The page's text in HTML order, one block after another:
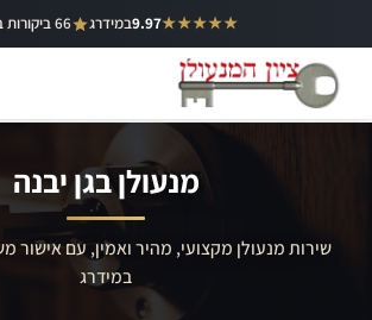
לתוכן
★★★★★
9.97במידרג 66 ביקורות בגוגל באר יעקב
ראשון לציון
רמלה
מנעולן בגן יבנה
במידרג